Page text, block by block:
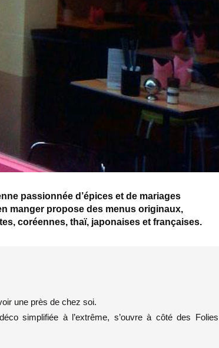
passionnée d’épices et de mariages
manger propose des menus originaux,
coréennes, thaï, japonaises et françaises.
une près de chez soi.
simplifiée à l’extrême, s’ouvre à côté des Folies